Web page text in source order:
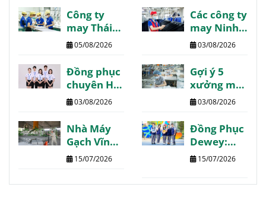
Công ty
may Thái
Bình danh
review
chất lượng
05/08/2026
Các công ty
may Ninh
Bình giá tốt
review
03/08/2026
Đồng phục
chuyên Hạ
Long may
theo yêu
cầu
03/08/2026
Gợi ý 5
xưởng may
Phú Thọ
giá tốt giao
nhanh
03/08/2026
Nhà Máy
Gạch Vĩnh
Phúc:
chi tiết
15/07/2026
Đồng Phục
Dewey:
Trường
The Dewey
15/07/2026